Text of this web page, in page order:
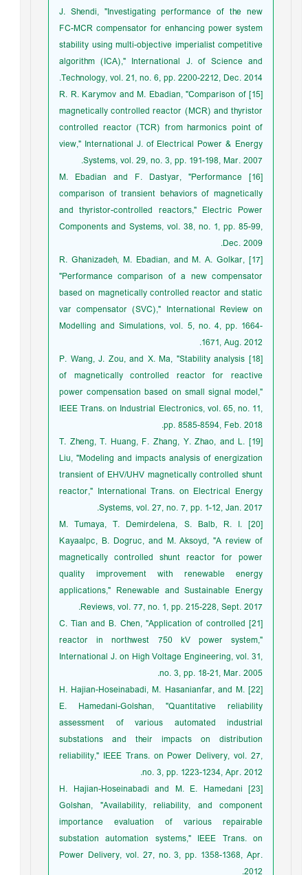
J. Shendi, "Investigating performance of the new
FC-MCR compensator for enhancing power system
stability using multi-objective imperialist competitive
algorithm (ICA)," International J. of Science and
Technology, vol. 21, no. 6, pp. 2200-2212, Dec. 2014.
[15] R. R. Karymov and M. Ebadian, "Comparison of
magnetically controlled reactor (MCR) and thyristor
controlled reactor (TCR) from harmonics point of
view," International J. of Electrical Power & Energy
Systems, vol. 29, no. 3, pp. 191-198, Mar. 2007.
[16] M. Ebadian and F. Dastyar, "Performance
comparison of transient behaviors of magnetically
and thyristor-controlled reactors," Electric Power
Components and Systems, vol. 38, no. 1, pp. 85-99,
Dec. 2009.
[17] R. Ghanizadeh, M. Ebadian, and M. A. Golkar,
"Performance comparison of a new compensator
based on magnetically controlled reactor and static
var compensator (SVC)," International Review on
Modelling and Simulations, vol. 5, no. 4, pp. 1664-
1671, Aug. 2012.
[18] P. Wang, J. Zou, and X. Ma, "Stability analysis
of magnetically controlled reactor for reactive
power compensation based on small signal model,"
IEEE Trans. on Industrial Electronics, vol. 65, no. 11,
pp. 8585-8594, Feb. 2018.
[19] T. Zheng, T. Huang, F. Zhang, Y. Zhao, and L.
Liu, "Modeling and impacts analysis of energization
transient of EHV/UHV magnetically controlled shunt
reactor," International Trans. on Electrical Energy
Systems, vol. 27, no. 7, pp. 1-12, Jan. 2017.
[20] M. Tumaya, T. Demirdelena, S. Balb, R. I.
Kayaalpc, B. Dogruc, and M. Aksoyd, "A review of
magnetically controlled shunt reactor for power
quality improvement with renewable energy
applications," Renewable and Sustainable Energy
Reviews, vol. 77, no. 1, pp. 215-228, Sept. 2017.
[21] C. Tian and B. Chen, "Application of controlled
reactor in northwest 750 kV power system,"
International J. on High Voltage Engineering, vol. 31,
no. 3, pp. 18-21, Mar. 2005.
[22] H. Hajian-Hoseinabadi, M. Hasanianfar, and M.
E. Hamedani-Golshan, "Quantitative reliability
assessment of various automated industrial
substations and their impacts on distribution
reliability," IEEE Trans. on Power Delivery, vol. 27,
no. 3, pp. 1223-1234, Apr. 2012.
[23] H. Hajian-Hoseinabadi and M. E. Hamedani
Golshan, "Availability, reliability, and component
importance evaluation of various repairable
substation automation systems," IEEE Trans. on
Power Delivery, vol. 27, no. 3, pp. 1358-1368, Apr.